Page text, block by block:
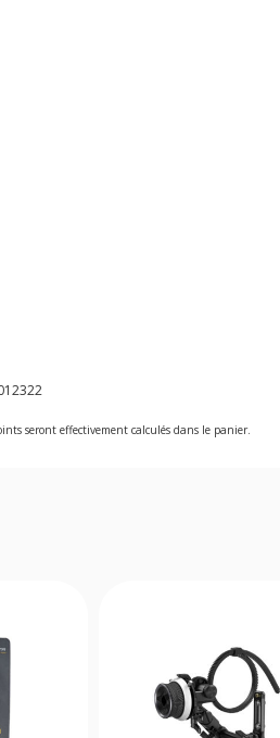
seront effectivement calculés dans le panier.